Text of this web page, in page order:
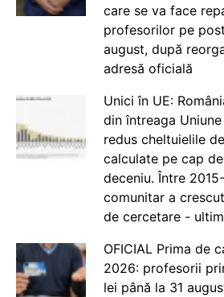
care se va face
profesorilor pe
august, după
adresă oficială
Unici în UE:
din întreaga
redus cheltuielile
calculate pe cap
deceniu. Între
comunitar a
de cercetare -
OFICIAL Prima de
2026: profesorii
lei până la 31